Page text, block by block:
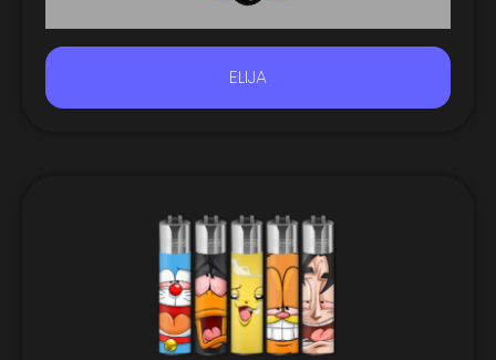
ELIJA